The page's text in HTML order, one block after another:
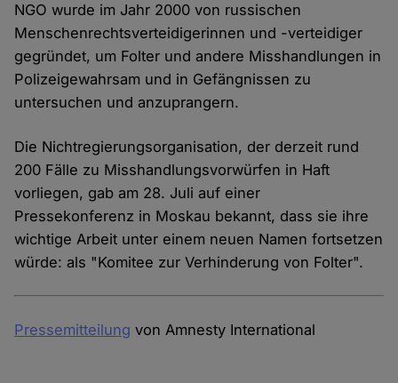
NGO wurde im Jahr 2000 von russischen
Menschenrechtsverteidigerinnen und -verteidiger
gegründet, um Folter und andere Misshandlungen in
Polizeigewahrsam und in Gefängnissen zu
untersuchen und anzuprangern.
Die Nichtregierungsorganisation, der derzeit rund
200 Fälle zu Misshandlungsvorwürfen in Haft
vorliegen, gab am 28. Juli auf einer
Pressekonferenz in Moskau bekannt, dass sie ihre
wichtige Arbeit unter einem neuen Namen fortsetzen
würde: als "Komitee zur Verhinderung von Folter".
Pressemitteilung von Amnesty International